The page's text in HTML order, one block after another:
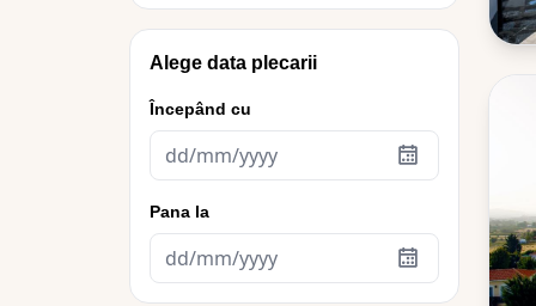
Alege data plecarii
Începând cu
Pana la